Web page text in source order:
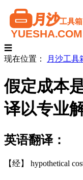
☰
现在位置：
月沙工具
假定成本
译以专业
英语翻译：
【经】 hypothetical